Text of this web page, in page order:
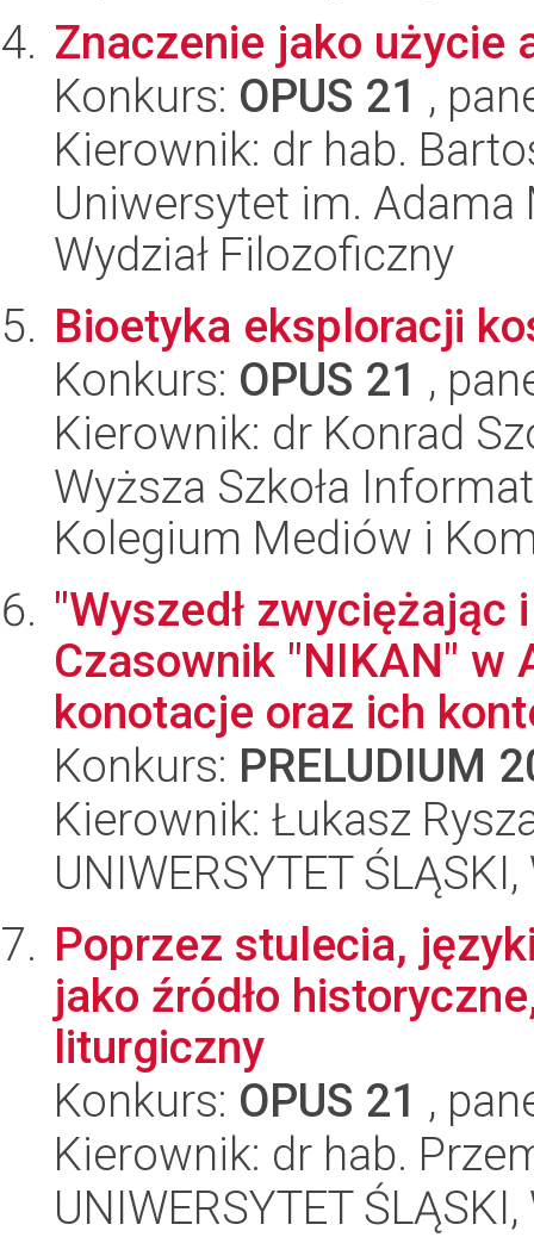
Znaczenie jako użycie
Konkurs: OPUS 21 ,
Kierownik: dr hab.
Uniwersytet im.
Wydział Filozoficzny
Bioetyka eksploracji
Konkurs: OPUS 21 ,
Kierownik: dr Konrad
Wyższa Szkoła
Kolegium Mediów i
"Wyszedł
Czasownik "NIKAN" w
konotacje oraz ich
Konkurs: PRELUDIUM
Kierownik: Łukasz
UNIWERSYTET
Poprzez stulecia,
jako źródło
liturgiczny
Konkurs: OPUS 21 ,
Kierownik: dr hab.
UNIWERSYTET